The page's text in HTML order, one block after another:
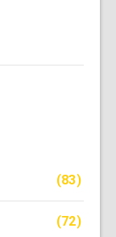
(83)
(72)